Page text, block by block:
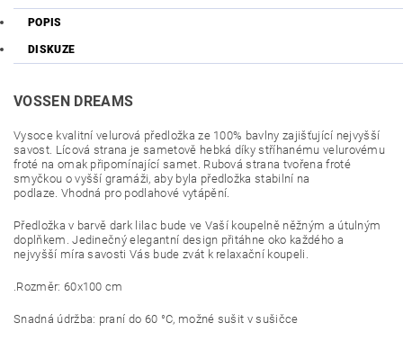
POPIS
DISKUZE
VOSSEN DREAMS
Vysoce kvalitní velurová předložka ze 100% bavlny zajišťující nejvyšší
savost. Lícová strana je sametově hebká díky stříhanému velurovému
froté na omak připomínající samet. Rubová strana tvořena froté
smyčkou o vyšší gramáži, aby byla předložka stabilní na
podlaze. Vhodná pro podlahové vytápění.
Předložka v barvě dark lilac bude ve Vaší koupelně něžným a útulným
doplňkem. Jedinečný elegantní design přitáhne oko každého a
nejvyšší míra savosti Vás bude zvát k relaxační koupeli.
.Rozměr: 60x100 cm
Snadná údržba: praní do 60 °C, možné sušit v sušičce